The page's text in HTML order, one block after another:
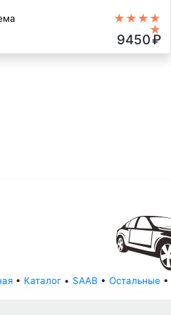
автомат, Седан, черный,
★★★★
★
9450₽
• Каталог • SAAB • Остальные •